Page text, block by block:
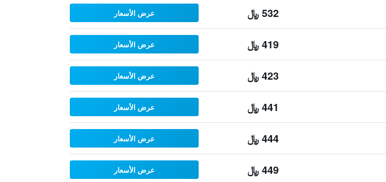
532 ﷼ عرض الأسعار
419 ﷼ عرض الأسعار
423 ﷼ عرض الأسعار
441 ﷼ عرض الأسعار
444 ﷼ عرض الأسعار
449 ﷼ عرض الأسعار